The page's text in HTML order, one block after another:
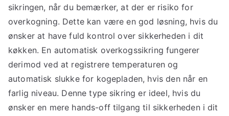
sikringen, når du bemærker, at der er risiko for
overkogning. Dette kan være en god løsning, hvis du
ønsker at have fuld kontrol over sikkerheden i dit
køkken. En automatisk overkogssikring fungerer
derimod ved at registrere temperaturen og
automatisk slukke for kogepladen, hvis den når en
farlig niveau. Denne type sikring er ideel, hvis du
ønsker en mere hands-off tilgang til sikkerheden i dit